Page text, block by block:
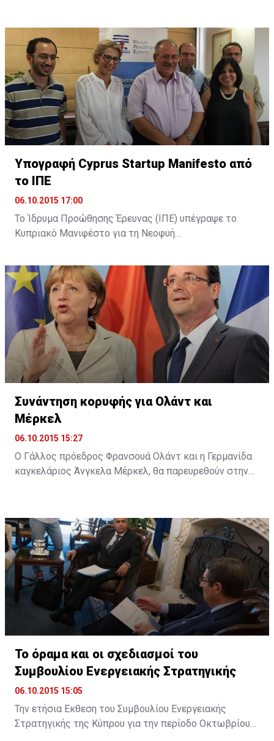
διαδικτυακό περιβάλλον, η Action Digital και η Action
Global Communications θα είναι σε θέση να
προσφέρουν πλήρως ολοκληρωμένες και ...
Υπογραφή Cyprus Startup Manifesto από
το ΙΠΕ
06.10.2015 17:00
Το Ίδρυμα Προώθησης Έρευνας (ΙΠΕ) υπέγραψε το
Κυπριακό Μανιφέστο για τη Νεοφυή
Μανιφέστου το ΙΠΕ επιβεβαίωσε τη στήριξή του για
τη θέσπιση ενός πλαισίου για την υποστήριξη της
ίδρυσης και λειτουργίας νέων καινοτόμων
επιχειρήσεων στην Κύπρο, καθώς και τη βελτίωση του
επιχειρηματικού οικοσυστήματος.
Συνάντηση κορυφής για Ολάντ και
Μέρκελ
06.10.2015 15:27
Ο Γάλλος πρόεδρος Φρανσουά Ολάντ και η Γερμανίδα
καγκελάριος Άνγκελα Μέρκελ, θα παρευρεθούν στην
πρέπει να αντιμετωπίσει η ΕΕ.
Το όραμα και οι σχεδιασμοί του
Συμβουλίου Ενεργειακής Στρατηγικής
06.10.2015 15:05
Την ετήσια Εκθεση του Συμβουλίου Ενεργειακής
Στρατηγικής της Κύπρου για την περίοδο Οκτωβρίου